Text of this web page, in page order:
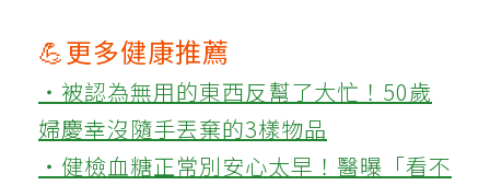
💪更多健康推薦
‧被認為無用的東西反幫了大忙！50歲
婦慶幸沒隨手丟棄的3樣物品
‧健檢血糖正常別安心太早！醫曝「看不